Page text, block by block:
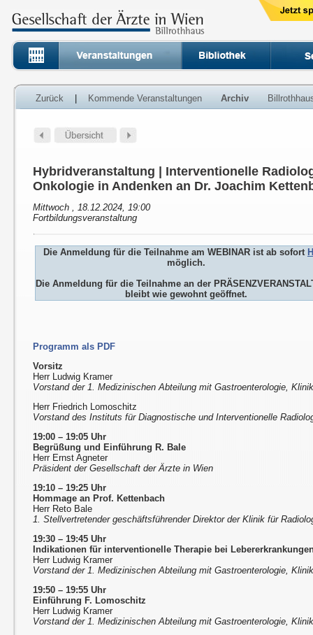
Zurück Kommende Veranstaltungen Archiv
Hybridveranstaltung | Interventionelle
Onkologie in Andenken an Dr. Joachim
Mittwoch , 18.12.2024, 19:00
Fortbildungsveranstaltung
Die Anmeldung für die Teilnahme am WEBINAR ist ab sofort
möglich.
Die Anmeldung für die Teilnahme an der
bleibt wie gewohnt geöffnet.
Programm als PDF
Vorsitz
Herr Ludwig Kramer
Vorstand der 1. Medizinischen Abteilung mit Gastroenterologie,
Herr Friedrich Lomoschitz
Vorstand des Instituts für Diagnostische und Interventionelle
19:00 – 19:05 Uhr
Begrüßung und Einführung R. Bale
Herr Ernst Agneter
Präsident der Gesellschaft der Ärzte in Wien
19:10 – 19:25 Uhr
Hommage an Prof. Kettenbach
Herr Reto Bale
1. Stellvertretender geschäftsführender Direktor der Klinik für
19:30 – 19:45 Uhr
Indikationen für interventionelle Therapie bei
Herr Ludwig Kramer
Vorstand der 1. Medizinischen Abteilung mit Gastroenterologie,
19:50 – 19:55 Uhr
Einführung F. Lomoschitz
Herr Ludwig Kramer
Vorstand der 1. Medizinischen Abteilung mit Gastroenterologie,